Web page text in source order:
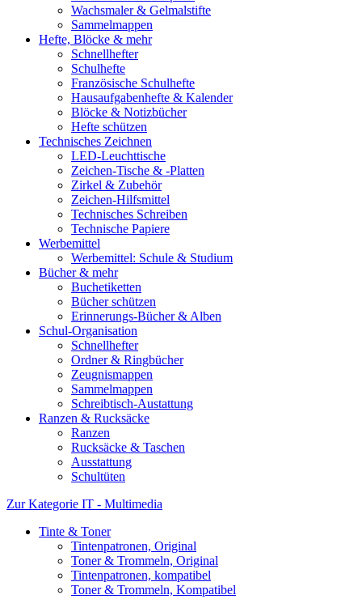
Wachsmaler & Gelmalstifte
Sammelmappen
Hefte, Blöcke & mehr
Schnellhefter
Schulhefte
Französische Schulhefte
Hausaufgabenhefte & Kalender
Blöcke & Notizbücher
Hefte schützen
Technisches Zeichnen
LED-Leuchttische
Zeichen-Tische & -Platten
Zirkel & Zubehör
Zeichen-Hilfsmittel
Technisches Schreiben
Technische Papiere
Werbemittel
Werbemittel: Schule & Studium
Bücher & mehr
Buchetiketten
Bücher schützen
Erinnerungs-Bücher & Alben
Schul-Organisation
Schnellhefter
Ordner & Ringbücher
Zeugnismappen
Sammelmappen
Schreibtisch-Austattung
Ranzen & Rucksäcke
Ranzen
Rucksäcke & Taschen
Ausstattung
Schultüten
Zur Kategorie IT - Multimedia
Tinte & Toner
Tintenpatronen, Original
Toner & Trommeln, Original
Tintenpatronen, kompatibel
Toner & Trommeln, Kompatibel